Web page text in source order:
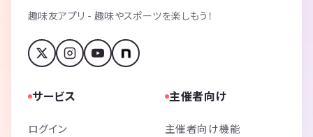
趣味友アプリ - 趣味やスポーツを楽しもう！
サービス
ログイン
主催者向け
主催者向け機能